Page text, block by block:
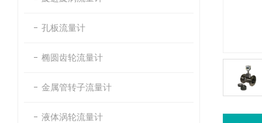
孔板流量计
椭圆齿轮流量计
金属管转子流量计
液体涡轮流量计